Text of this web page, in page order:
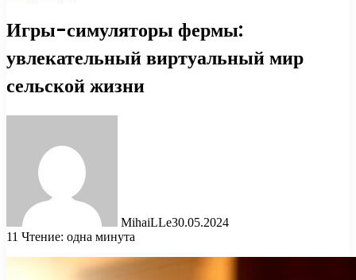
Игры-симуляторы фермы:
увлекательный виртуальный мир
сельской жизни
MihaiLLe30.05.2024
11 Чтение: одна минута